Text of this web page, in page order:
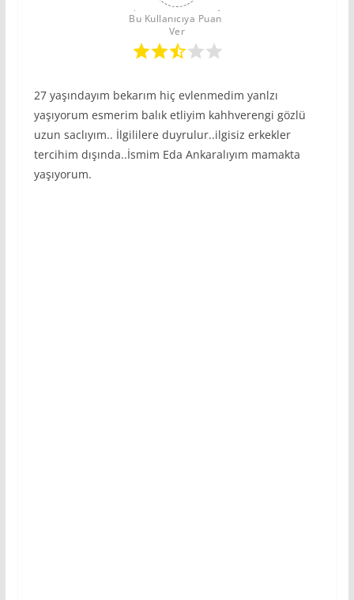
Bu Kullanıcıya Puan
Ver
27 yaşındayım bekarım hiç evlenmedim yanlzı
yaşıyorum esmerim balık etliyim kahhverengi gözlü
uzun saclıyım.. İlgililere duyrulur..ilgisiz erkekler
tercihim dışında..İsmim Eda Ankaralıyım mamakta
yaşıyorum.